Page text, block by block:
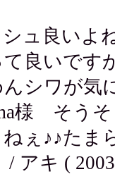
ュ良いよ
良いです
シワが気
様 そう
ぇ♪♪たま
アキ (